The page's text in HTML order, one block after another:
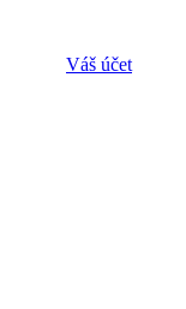
Váš účet